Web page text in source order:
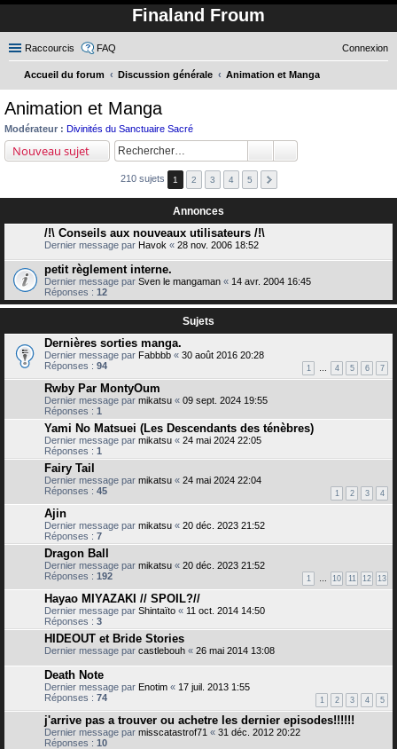
Finaland Froum
Raccourcis FAQ Connexion
Accueil du forum Discussion générale
Animation et Manga
Animation et Manga
Modérateur : Divinités du Sanctuaire Sacré
Nouveau sujet
210 sujets 1 2 3 4 5
Annonces
/!\ Conseils aux nouveaux utilisateurs /!\
Dernier message par Havok « 28 nov. 2006 18:52
petit règlement interne.
Dernier message par Sven le mangaman « 14 avr. 2004 16:45
Réponses : 12
Sujets
Dernières sorties manga.
Dernier message par Fabbbb « 30 août 2016 20:28
Réponses : 94 1 4 5 6 7
Rwby Par MontyOum
Dernier message par mikatsu « 09 sept. 2024 19:55
Réponses : 1
Yami No Matsuei (Les Descendants des ténèbres)
Dernier message par mikatsu « 24 mai 2024 22:05
Réponses : 1
Fairy Tail
Dernier message par mikatsu « 24 mai 2024 22:04
Réponses : 45 1 2 3 4
Ajin
Dernier message par mikatsu « 20 déc. 2023 21:52
Réponses : 7
Dragon Ball
Dernier message par mikatsu « 20 déc. 2023 21:52
Réponses : 192 1 10 11 12 13
Hayao MIYAZAKI // SPOIL?//
Dernier message par Shintaïto « 11 oct. 2014 14:50
Réponses : 3
HIDEOUT et Bride Stories
Dernier message par castlebouh « 26 mai 2014 13:08
Death Note
Dernier message par Enotim « 17 juil. 2013 1:55
Réponses : 74 1 2 3 4 5
j'arrive pas a trouver ou achetre les dernier episodes!!!!!!
Dernier message par misscatastrof71 « 31 déc. 2012 20:22
Réponses : 10